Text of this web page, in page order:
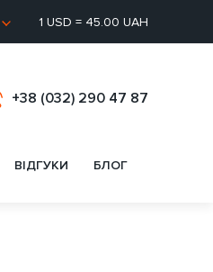
1 USD = 45.00 UAH
+38 (032) 290 47 87
ВІДГУКИ БЛОГ